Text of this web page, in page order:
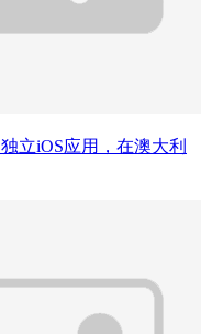
立iOS应用，在澳大利